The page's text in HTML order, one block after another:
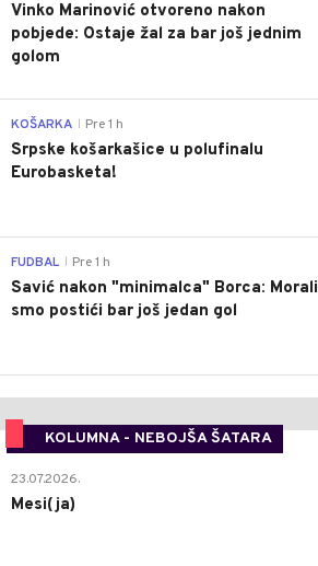
Vinko Marinović otvoreno nakon
pobjede: Ostaje žal za bar još jednim
golom
KOŠARKA Pre 1 h
Srpske košarkašice u polufinalu
Eurobasketa!
FUDBAL Pre 1 h
Savić nakon "minimalca" Borca: Morali
smo postići bar još jedan gol
KOLUMNA - NEBOJŠA ŠATARA
23.07.2026.
Mesi(ja)